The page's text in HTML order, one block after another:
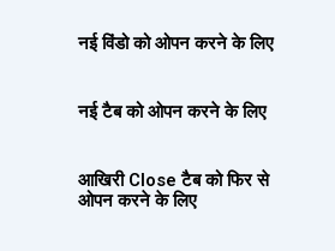
नई विंडो को ओपन करने के लिए
नई टैब को ओपन करने के लिए
आखिरी Close टैब को फिर से
ओपन करने के लिए